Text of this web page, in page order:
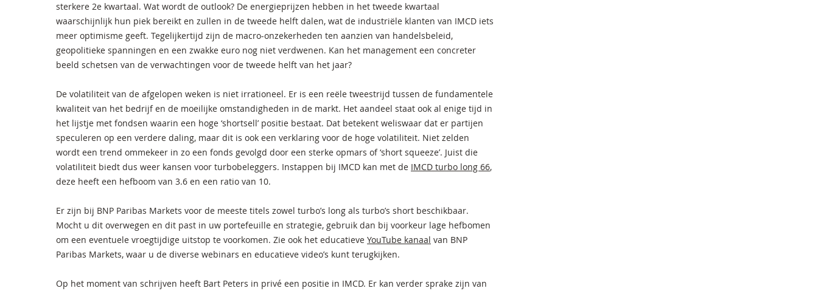
sterkere 2e kwartaal. Wat wordt de outlook? De energieprijzen hebben in het tweede kwartaal
waarschijnlijk hun piek bereikt en zullen in de tweede helft dalen, wat de industriële klanten van IMCD iets
meer optimisme geeft. Tegelijkertijd zijn de macro-onzekerheden ten aanzien van handelsbeleid,
geopolitieke spanningen en een zwakke euro nog niet verdwenen. Kan het management een concreter
beeld schetsen van de verwachtingen voor de tweede helft van het jaar?
De volatiliteit van de afgelopen weken is niet irrationeel. Er is een reële tweestrijd tussen de fundamentele
kwaliteit van het bedrijf en de moeilijke omstandigheden in de markt. Het aandeel staat ook al enige tijd in
het lijstje met fondsen waarin een hoge ‘shortsell’ positie bestaat. Dat betekent weliswaar dat er partijen
speculeren op een verdere daling, maar dit is ook een verklaring voor de hoge volatiliteit. Niet zelden
wordt een trend ommekeer in zo een fonds gevolgd door een sterke opmars of ‘short squeeze’. Juist die
volatiliteit biedt dus weer kansen voor turbobeleggers. Instappen bij IMCD kan met de IMCD turbo long 66,
deze heeft een hefboom van 3.6 en een ratio van 10.
Er zijn bij BNP Paribas Markets voor de meeste titels zowel turbo’s long als turbo’s short beschikbaar.
Mocht u dit overwegen en dit past in uw portefeuille en strategie, gebruik dan bij voorkeur lage hefbomen
om een eventuele vroegtijdige uitstop te voorkomen. Zie ook het educatieve YouTube kanaal van BNP
Paribas Markets, waar u de diverse webinars en educatieve video’s kunt terugkijken.
Op het moment van schrijven heeft Bart Peters in privé een positie in IMCD. Er kan verder sprake zijn van